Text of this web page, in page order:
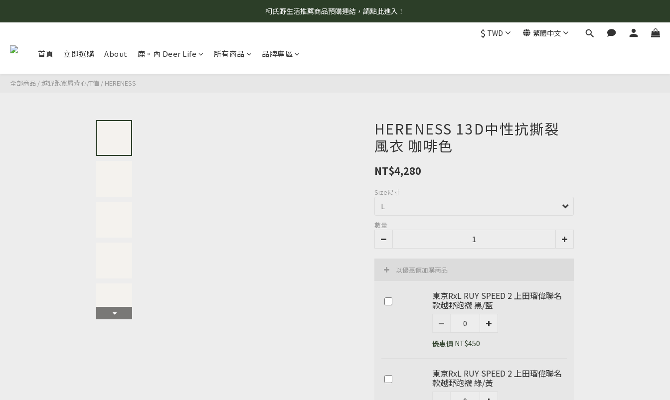
8/7 當天暫停開放工作室。請見諒！
柯氏野生活推薦商品預購連結，請點此進入！
$ TWD 繁體中文
首頁 立即選購 About 鹿。內 Deer Life 所有商品 品牌專區
全部商品 /越野跑寬肩背心/T恤 / HERENESS
HERENESS 13D中性抗撕裂
風衣 咖啡色
NT$4,280
Size尺寸
數量
以優惠價加購商品
東京RxL RUY SPEED 2 上田瑠偉聯名
款越野跑襪 黑/藍
優惠價 NT$450
東京RxL RUY SPEED 2 上田瑠偉聯名
款越野跑襪 綠/黃